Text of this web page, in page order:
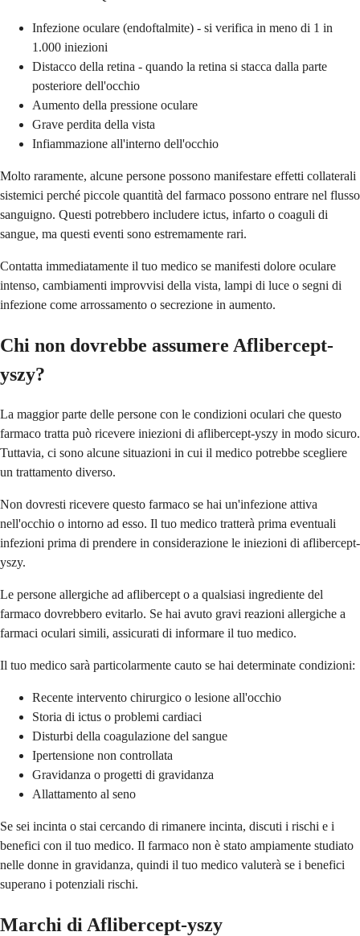
Infezione oculare (endoftalmite) - si verifica in meno di 1 in
1.000 iniezioni
Distacco della retina - quando la retina si stacca dalla parte
posteriore dell'occhio
Aumento della pressione oculare
Grave perdita della vista
Infiammazione all'interno dell'occhio
Molto raramente, alcune persone possono manifestare effetti collaterali
sistemici perché piccole quantità del farmaco possono entrare nel flusso
sanguigno. Questi potrebbero includere ictus, infarto o coaguli di
sangue, ma questi eventi sono estremamente rari.
Contatta immediatamente il tuo medico se manifesti dolore oculare
intenso, cambiamenti improvvisi della vista, lampi di luce o segni di
infezione come arrossamento o secrezione in aumento.
Chi non dovrebbe assumere Aflibercept-
yszy?
La maggior parte delle persone con le condizioni oculari che questo
farmaco tratta può ricevere iniezioni di aflibercept-yszy in modo sicuro.
Tuttavia, ci sono alcune situazioni in cui il medico potrebbe scegliere
un trattamento diverso.
Non dovresti ricevere questo farmaco se hai un'infezione attiva
nell'occhio o intorno ad esso. Il tuo medico tratterà prima eventuali
infezioni prima di prendere in considerazione le iniezioni di aflibercept-
yszy.
Le persone allergiche ad aflibercept o a qualsiasi ingrediente del
farmaco dovrebbero evitarlo. Se hai avuto gravi reazioni allergiche a
farmaci oculari simili, assicurati di informare il tuo medico.
Il tuo medico sarà particolarmente cauto se hai determinate condizioni:
Recente intervento chirurgico o lesione all'occhio
Storia di ictus o problemi cardiaci
Disturbi della coagulazione del sangue
Ipertensione non controllata
Gravidanza o progetti di gravidanza
Allattamento al seno
Se sei incinta o stai cercando di rimanere incinta, discuti i rischi e i
benefici con il tuo medico. Il farmaco non è stato ampiamente studiato
nelle donne in gravidanza, quindi il tuo medico valuterà se i benefici
superano i potenziali rischi.
Marchi di Aflibercept-yszy